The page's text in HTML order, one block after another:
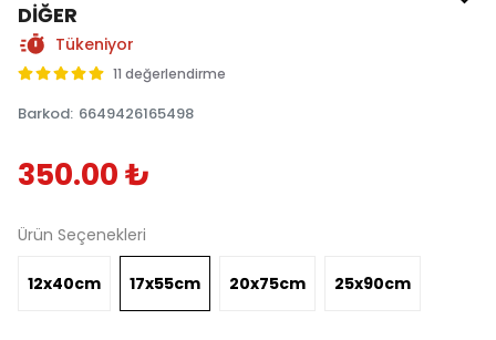
DİĞER
Tükeniyor
11 değerlendirme
Barkod: 6649426165498
350.00 ₺
Ürün Seçenekleri
12x40cm 17x55cm 20x75cm 25x90cm